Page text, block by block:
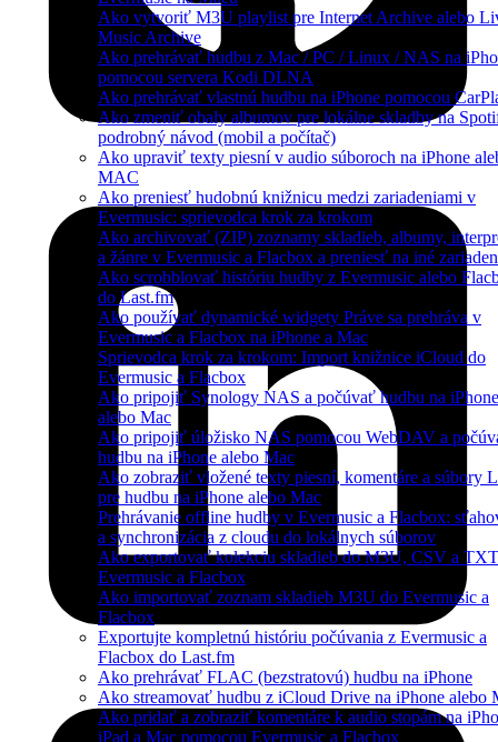
Ako vytvoriť M3U playlist pre Internet Archive alebo
Music Archive
Ako prehrávať hudbu z Mac / PC / Linux / NAS na
pomocou servera Kodi DLNA
Ako prehrávať vlastnú hudbu na iPhone pomocou
Ako zmeniť obaly albumov pre lokálne skladby na
podrobný návod (mobil a počítač)
Ako upraviť texty piesní v audio súboroch na iPhone
MAC
Ako preniesť hudobnú knižnicu medzi zariadeniami v
Evermusic: sprievodca krok za krokom
Ako archivovať (ZIP) zoznamy skladieb, albumy,
a žánre v Evermusic a Flacbox a preniesť na iné
Ako scrobblovať históriu hudby z Evermusic alebo
do Last.fm
Ako používať dynamické widgety Práve sa prehráva v
Evermusic a Flacbox na iPhone a Mac
Sprievodca krok za krokom: Import knižnice iCloud do
Evermusic a Flacbox
Ako pripojiť Synology NAS a počúvať hudbu na iPhone
alebo Mac
Ako pripojiť úložisko NAS pomocou WebDAV a
hudbu na iPhone alebo Mac
Ako zobraziť vložené texty piesní, komentáre a súbory
pre hudbu na iPhone alebo Mac
Prehrávanie offline hudby v Evermusic a Flacbox:
a synchronizácia z cloudu do lokálnych súborov
Ako exportovať kolekciu skladieb do M3U, CSV a
Evermusic a Flacbox
Ako importovať zoznam skladieb M3U do Evermusic a
Flacbox
Exportujte kompletnú históriu počúvania z Evermusic a
Flacbox do Last.fm
Ako prehrávať FLAC (bezstratovú) hudbu na iPhone
Ako streamovať hudbu z iCloud Drive na iPhone alebo
Ako pridať a zobraziť komentáre k audio stopám na
iPad a Mac pomocou Evermusic a Flacbox